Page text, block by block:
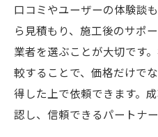
口コミやユーザーの体験談
ら見積もり、施工後のサポ
業者を選ぶことが大切です
較することで、価格だけで
得した上で依頼できます。
認し、信頼できるパートナ